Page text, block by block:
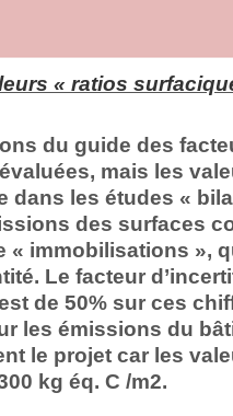
« ratios
du guide des
mais les
dans les études «
des surfaces
immobilisations »,
Le facteur
de 50% sur ces
les émissions du
le projet car les
kg éq. C /m2.